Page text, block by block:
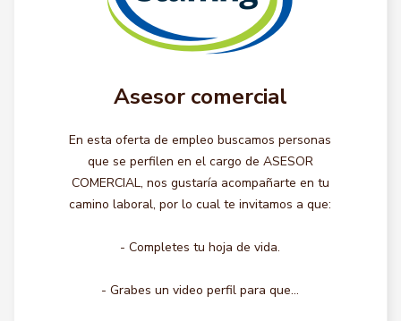
Asesor comercial
En esta oferta de empleo buscamos personas
que se perfilen en el cargo de ASESOR
COMERCIAL, nos gustaría acompañarte en tu
camino laboral, por lo cual te invitamos a que:
- Completes tu hoja de vida.
- Grabes un video perfil para que...